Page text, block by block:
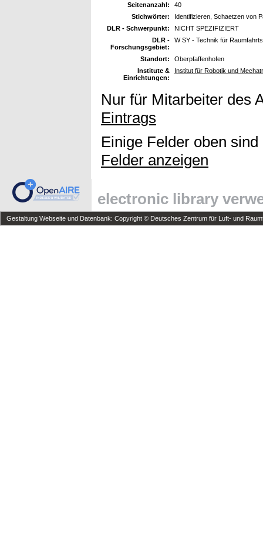
Seitenanzahl:
40
Stichwörter:
Identifizieren, Schaetzen von
DLR - Schwerpunkt:
NICHT SPEZIFIZIERT
DLR -
Forschungsgebiet:
W SY - Technik für
Standort:
Oberpfaffenhofen
Institute &
Einrichtungen:
Institut für Robotik und
Nur für Mitarbeiter des
Eintrags
Einige Felder oben
Felder anzeigen
electronic library
Gestaltung Webseite und Datenbank: Copyright © Deutsches Zentrum für Luft- und